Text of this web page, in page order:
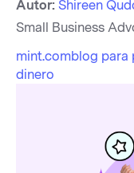
Autor: Shireen
Small Business
mint.comblog para
dinero